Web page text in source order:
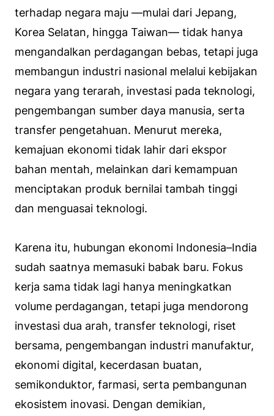
terhadap negara maju —mulai dari Jepang,
Korea Selatan, hingga Taiwan— tidak hanya
mengandalkan perdagangan bebas, tetapi juga
membangun industri nasional melalui kebijakan
negara yang terarah, investasi pada teknologi,
pengembangan sumber daya manusia, serta
transfer pengetahuan. Menurut mereka,
kemajuan ekonomi tidak lahir dari ekspor
bahan mentah, melainkan dari kemampuan
menciptakan produk bernilai tambah tinggi
dan menguasai teknologi.
Karena itu, hubungan ekonomi Indonesia–India
sudah saatnya memasuki babak baru. Fokus
kerja sama tidak lagi hanya meningkatkan
volume perdagangan, tetapi juga mendorong
investasi dua arah, transfer teknologi, riset
bersama, pengembangan industri manufaktur,
ekonomi digital, kecerdasan buatan,
semikonduktor, farmasi, serta pembangunan
ekosistem inovasi. Dengan demikian,